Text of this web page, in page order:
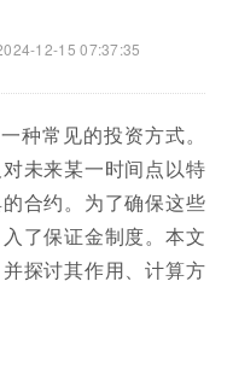
12-15 07:37:35
种常见的投资方式。
未来某一时间点以特
合约。为了确保这些
了保证金制度。本文
探讨其作用、计算方